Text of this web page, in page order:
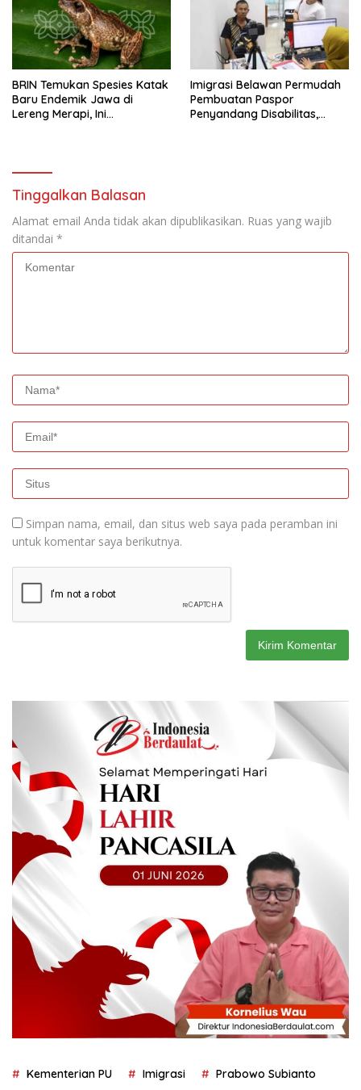
BRIN Temukan Spesies Katak
Baru Endemik Jawa di
Lereng Merapi, Ini
Imigrasi Belawan Permudah
Pembuatan Paspor
Penyandang Disabilitas,
Tinggalkan Balasan
Alamat email Anda tidak akan dipublikasikan. Ruas yang wajib
ditandai *
Simpan nama, email, dan situs web saya pada peramban ini
untuk komentar saya berikutnya.
Kementerian PU Imigrasi Prabowo Subianto